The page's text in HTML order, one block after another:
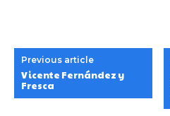
Previous article
Vicente Fernández y
Fresca